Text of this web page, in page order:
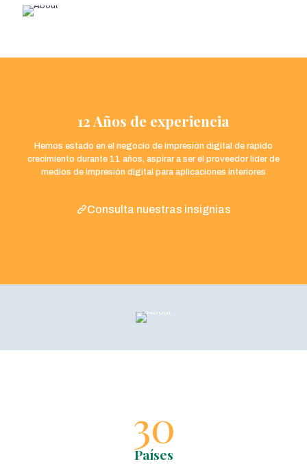
12 Años de experiencia
Hemos estado en el negocio de impresión digital de rápido
crecimiento durante 11 años, aspirar a ser el proveedor líder de
medios de impresión digital para aplicaciones interiores
Consulta nuestras insignias
30
Países